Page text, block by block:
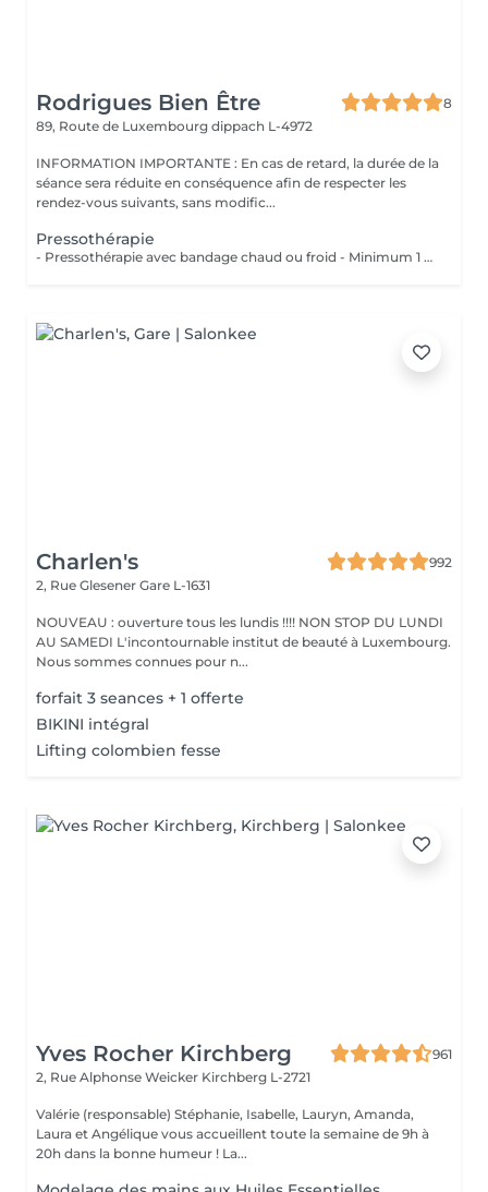
Rodrigues Bien Être
8
89, Route de Luxembourg dippach L-4972
INFORMATION IMPORTANTE : En cas de retard, la durée de la
séance sera réduite en conséquence afin de respecter les
rendez-vous suivants, sans modific...
Pressothérapie
- Pressothérapie avec bandage chaud ou froid - Minimum 1 séance par semaine Bienfaits : - Stimule la circulation sanguine et lymphatique - Réduit la rétention d'eau et les gonflements - Soulage les jambes lourdes et fatiguées - Aide à diminuer l'apparence de la cellulite - Favorise la récupération après une chirurgie esthétique - Améliore le confort despersonnes souffrant de lipdème
Charlen's
992
2, Rue Glesener Gare L-1631
NOUVEAU : ouverture tous les lundis !!!! NON STOP DU LUNDI
AU SAMEDI L'incontournable institut de beauté à Luxembourg.
Nous sommes connues pour n...
forfait 3 seances + 1 offerte
BIKINI intégral
Lifting colombien fesse
Yves Rocher Kirchberg
961
2, Rue Alphonse Weicker Kirchberg L-2721
Valérie (responsable) Stéphanie, Isabelle, Lauryn, Amanda,
Laura et Angélique vous accueillent toute la semaine de 9h à
20h dans la bonne humeur ! La...